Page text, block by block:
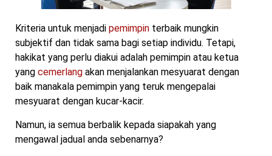
Kriteria untuk menjadi pemimpin terbaik mungkin
subjektif dan tidak sama bagi setiap individu. Tetapi,
hakikat yang perlu diakui adalah pemimpin atau ketua
yang cemerlang akan menjalankan mesyuarat dengan
baik manakala pemimpin yang teruk mengepalai
mesyuarat dengan kucar-kacir.
Namun, ia semua berbalik kepada siapakah yang
mengawal jadual anda sebenarnya?